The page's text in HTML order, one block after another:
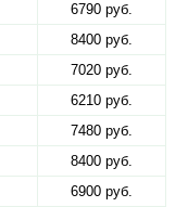
6790 руб.
8400 руб.
7020 руб.
6210 руб.
7480 руб.
8400 руб.
6900 руб.